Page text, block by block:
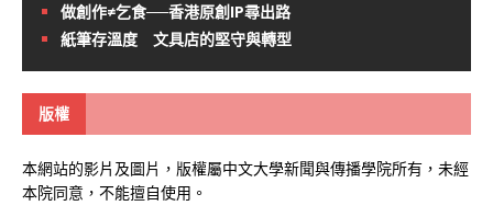
做創作≠乞食──香港原創IP尋出路
紙筆存溫度 文具店的堅守與轉型
版權
本網站的影片及圖片，版權屬中文大學新聞與傳播學院所有，未經
本院同意，不能擅自使用。